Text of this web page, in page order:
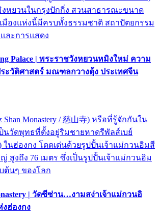
หยวนในกรุงปักกิ่ง สวนสาธารณะขนาด
มืองแห่งนี้มีครบทั้งธรรมชาติ สถาปัตยกรรม
ละการแสดง
Palace | พระราชวังหยวนหมิงใหม่ ความ
ะวัติศาสตร์ มณฑลกวางตุ้ง ประเทศจีน
Shan Monastery / 慈山寺) หรือที่รู้จักกันใน
นวัดพุทธที่ตั้งอยู่ริมชายหาดรีพัลส์เบย์
ในฮ่องกง โดดเด่นด้วยรูปปั้นเจ้าแม่กวนอิมสี
สูงถึง 76 เมตร ซึ่งเป็นรูปปั้นเจ้าแม่กวนอิม
ต้นๆ ของโลก
| วัดซีซ่าน…งามสง่าเจ้าแม่กวนอิ
ฮ่องกง